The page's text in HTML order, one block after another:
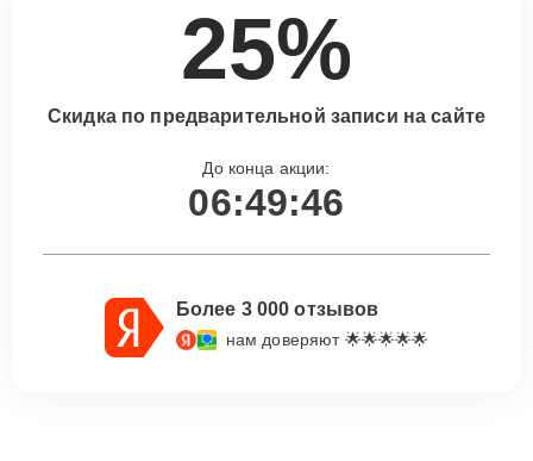
25%
Скидка по предварительной записи на сайте
До конца акции:
06:49:45
Более 3 000 отзывов
нам доверяют 🌟🌟🌟🌟🌟